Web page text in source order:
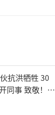
抗洪牺牲 30
同事 致敬！送